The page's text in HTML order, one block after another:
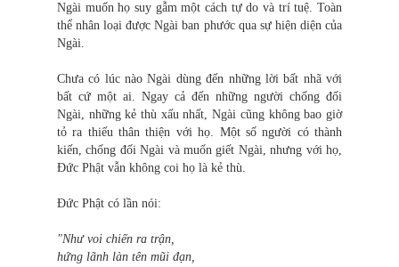
Ngài muốn họ suy gẫm một cách tự do và trí tuệ. Toàn
thể nhân loại được Ngài ban phước qua sự hiện diện của
Ngài.
Chưa có lúc nào Ngài dùng đến những lời bất nhã với
bất cứ một ai. Ngay cả đến những người chống đối
Ngài, những kẻ thù xấu nhất, Ngài cũng không bao giờ
tỏ ra thiếu thân thiện với họ. Một số người có thành
kiến, chống đối Ngài và muốn giết Ngài, nhưng với họ,
Đức Phật vẫn không coi họ là kẻ thù.
Đức Phật có lần nói:
"Như voi chiến ra trận,
hứng lãnh làn tên mũi đạn,